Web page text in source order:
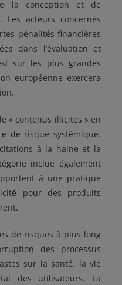
la conception et de
Les acteurs concernés
pénalités financières
dans l’évaluation et
sur les plus grandes
européenne exercera
« contenus illicites » en
de risque systémique.
à la haine et la
inclue également
à une pratique
pour des produits
de risques à plus long
des processus
sur la santé, la vie
des utilisateurs. La